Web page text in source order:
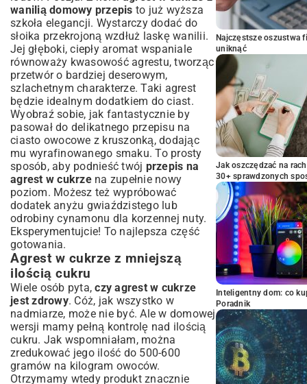
wanilią domowy przepis to już wyższa
szkoła elegancji. Wystarczy dodać do
słoika przekrojoną wzdłuż laskę wanilii.
Jej głęboki, ciepły aromat wspaniale
równoważy kwasowość agrestu, tworząc
przetwór o bardziej deserowym,
szlachetnym charakterze. Taki agrest
będzie idealnym dodatkiem do ciast.
Wyobraź sobie, jak fantastycznie by
pasował do delikatnego przepisu na
ciasto owocowe z kruszonką, dodając
mu wyrafinowanego smaku. To prosty
sposób, aby podnieść twój przepis na
agrest w cukrzena zupełnie nowy
poziom. Możesz też wypróbować
dodatek anyżu gwiaździstego lub
odrobiny cynamonu dla korzennej nuty.
Eksperymentujcie! To najlepsza część
gotowania.
Agrest w cukrze z mniejszą
ilością cukru
Wiele osób pyta,czy agrest w cukrze
jest zdrowy. Cóż, jak wszystko w
nadmiarze, może nie być. Ale w domowej
wersji mamy pełną kontrolę nad ilością
cukru. Jak wspomniałam, można
zredukować jego ilość do 500-600
gramów na kilogram owoców.
Otrzymamy wtedy produkt znacznie
Najczęstsze oszustwa
uniknąć
Jak oszczędzać na
30+ sprawdzonych
Inteligentny dom: co
Poradnik